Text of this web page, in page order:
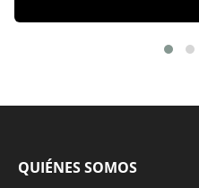
QUIÉNES SOMOS